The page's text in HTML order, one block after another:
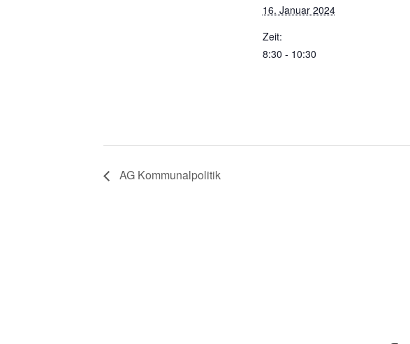
16. Januar 2024
Zeit:
8:30 - 10:30
AG Kommunalpolitik